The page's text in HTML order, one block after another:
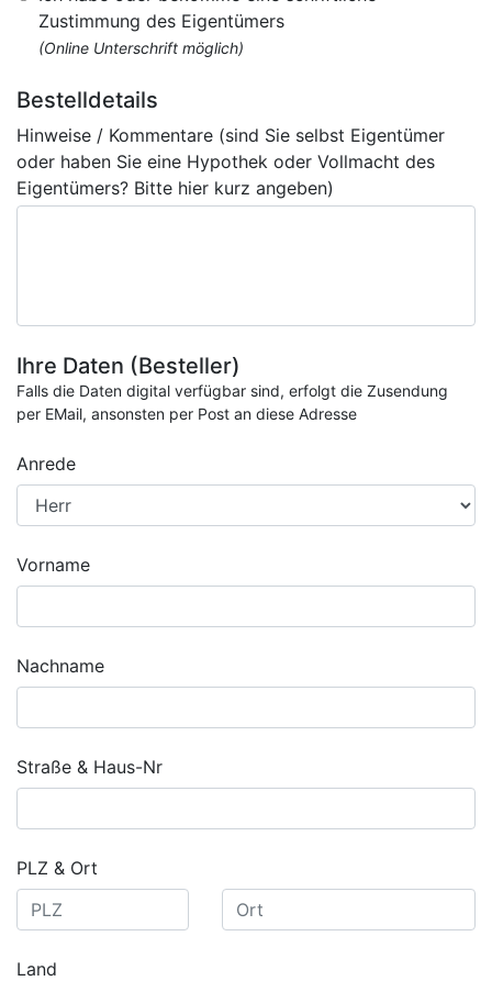
Zustimmung des Eigentümers
(Online Unterschrift möglich)
Bestelldetails
Hinweise / Kommentare (sind Sie selbst Eigentümer
oder haben Sie eine Hypothek oder Vollmacht des
Eigentümers? Bitte hier kurz angeben)
Ihre Daten (Besteller)
Falls die Daten digital verfügbar sind, erfolgt die Zusendung
per EMail, ansonsten per Post an diese Adresse
Anrede
Vorname
Nachname
Straße & Haus-Nr
PLZ & Ort
Land